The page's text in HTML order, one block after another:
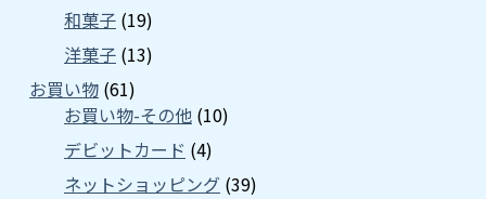
和菓子 (19)
洋菓子 (13)
お買い物 (61)
お買い物-その他 (10)
デビットカード (4)
ネットショッピング (39)